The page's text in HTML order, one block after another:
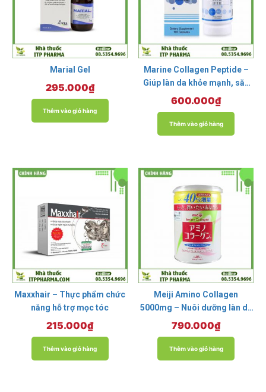
Marial Gel
295.000₫
Thêm vào giỏ hàng
Marine Collagen Peptide –
Giúp làn da khỏe mạnh, săn
chắc, căng mịn và tăng độ
đàn hồi cho da
600.000₫
Thêm vào giỏ hàng
Maxxhair – Thực phẩm chức
năng hỗ trợ mọc tóc
215.000₫
Thêm vào giỏ hàng
Meiji Amino Collagen
5000mg – Nuôi dưỡng làn da
đẹp, căng bóng mịn màng
cho phụ nữ
790.000₫
Thêm vào giỏ hàng